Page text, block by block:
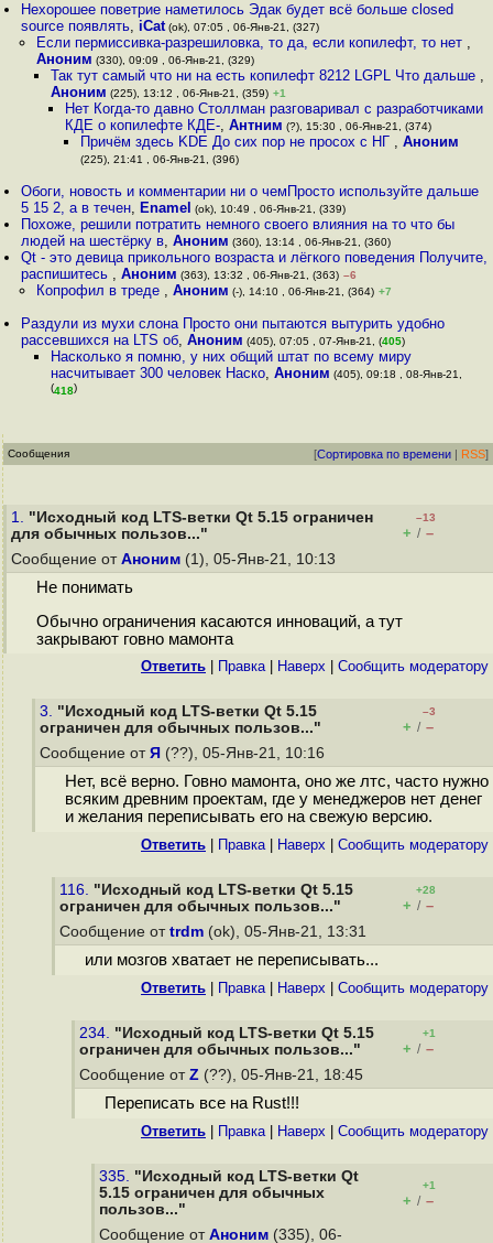
Нехорошее поветрие наметилось Эдак будет всё больше closed
source появлять, iCat (ok), 07:05 , 06-Янв-21, (327)
Если пермиссивка-разрешиловка, то да, если копилефт, то нет ,
Аноним (330), 09:09 , 06-Янв-21, (329)
Так тут самый что ни на есть копилефт 8212 LGPL Что дальше ,
Аноним (225), 13:12 , 06-Янв-21, (359) +1
Нет Когда-то давно Столлман разговаривал с разработчиками
КДЕ о копилефте КДЕ-,Антним (?), 15:30 , 06-Янв-21, (374)
Причём здесь KDE До сих пор не просох с НГ , Аноним
(225), 21:41 , 06-Янв-21, (396)
Обоги, новость и комментарии ни о чемПросто используйте дальше
5 15 2, а в течен, Enamel (ok), 10:49 , 06-Янв-21, (339)
Похоже, решили потратить немного своего влияния на то что бы
людей на шестёрку в,Аноним (360), 13:14 , 06-Янв-21, (360)
Qt - это девица прикольного возраста и лёгкого поведения Получите,
распишитесь ,Аноним (363), 13:32 , 06-Янв-21, (363) –6
Копрофил в треде , Аноним (-), 14:10 , 06-Янв-21, (364) +7
Раздули из мухи слона Просто они пытаются вытурить удобно
рассевшихся на LTS об,Аноним (405), 07:05 , 07-Янв-21, (405)
Насколько я помню, у них общий штат по всему миру
насчитывает 300 человек Наско, Аноним (405), 09:18 , 08-Янв-21,
(418)
Сообщения [Сортировка по времени | RSS]
1. "Исходный код LTS-ветки Qt 5.15 ограничен
для обычных пользов..."
–13
+ / –
Сообщение от Аноним (1), 05-Янв-21, 10:13
Не понимать
Обычно ограничения касаются инноваций, а тут
закрывают говно мамонта
Ответить Правка| Наверх Cообщить модератору
3. "Исходный код LTS-ветки Qt 5.15
ограничен для обычных пользов..."
–3
+ / –
Сообщение от Я (??), 05-Янв-21, 10:16
Нет, всё верно. Говно мамонта, оно же лтс, часто нужно
всяким древним проектам, где у менеджеров нет денег
и желания переписывать его на свежую версию.
Ответить Правка| Наверх Cообщить модератору
116. "Исходный код LTS-ветки Qt 5.15
ограничен для обычных пользов..."
+28
+ / –
Сообщение от trdm (ok), 05-Янв-21, 13:31
или мозгов хватает не переписывать...
Ответить Правка| Наверх Cообщить модератору
234. "Исходный код LTS-ветки Qt 5.15
ограничен для обычных пользов..."
+1
+ / –
Сообщение от Z (??), 05-Янв-21, 18:45
Переписать все на Rust!!!
Ответить Правка| Наверх Cообщить модератору
335. "Исходный код LTS-ветки Qt
5.15 ограничен для обычных
пользов..."
+1
+ / –
Сообщение от Аноним (335), 06-